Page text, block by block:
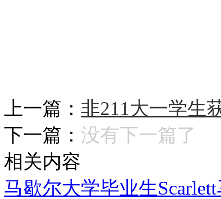
上一篇： 非211大一学生
下一篇： 没有下一篇了
相关内容
马歇尔大学毕业生